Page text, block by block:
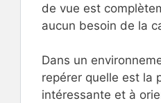
de vue est
aucun besoin de la
Dans un
repérer quelle est la
intéressante et à